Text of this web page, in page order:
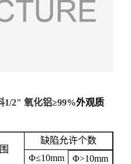
1/2" 氧化铝≥99%外观质
缺陷允许个数
Φ≤10mm Φ>10mm